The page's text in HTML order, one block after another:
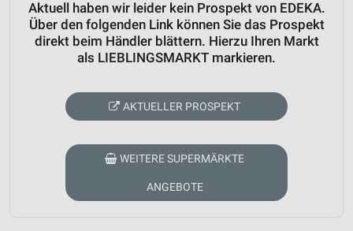
Aktuell haben wir leider kein Prospekt von EDEKA.
Über den folgenden Link können Sie das Prospekt
direkt beim Händler blättern. Hierzu Ihren Markt
als LIEBLINGSMARKT markieren.
AKTUELLER PROSPEKT
WEITERE SUPERMÄRKTE
ANGEBOTE